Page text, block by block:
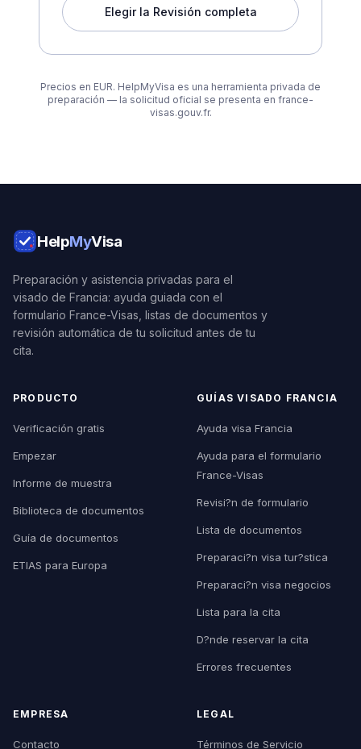
Elegir la Revisión completa
Precios en EUR. HelpMyVisa es una herramienta privada de
preparación — la solicitud oficial se presenta en france-
visas.gouv.fr.
HelpMyVisa
Preparación y asistencia privadas para el
visado de Francia: ayuda guiada con el
formulario France-Visas, listas de documentos y
revisión automática de tu solicitud antes de tu
cita.
PRODUCTO
Verificación gratis
Empezar
Informe de muestra
Biblioteca de documentos
Guía de documentos
ETIAS para Europa
GUÍAS VISADO FRANCIA
Ayuda visa Francia
Ayuda para el formulario
France-Visas
Revisi?n de formulario
Lista de documentos
Preparaci?n visa tur?stica
Preparaci?n visa negocios
Lista para la cita
D?nde reservar la cita
Errores frecuentes
EMPRESA
Contacto
LEGAL
Términos de Servicio